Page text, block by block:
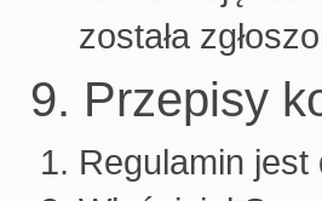
została
9. Przepisy
Regulamin